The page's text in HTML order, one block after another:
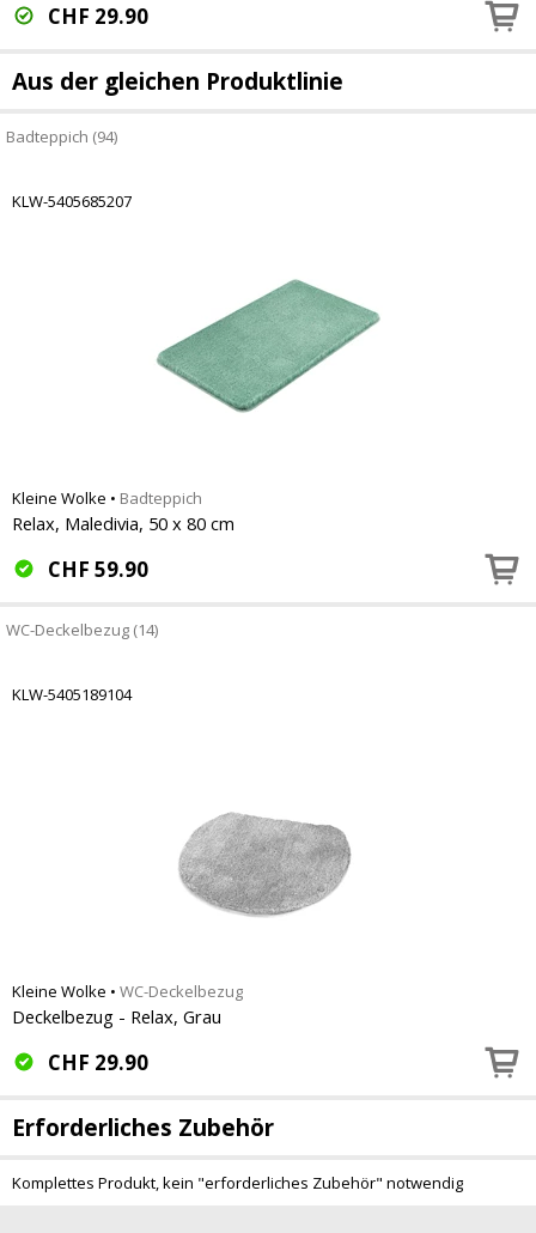
CHF 29.90
Aus der gleichen Produktlinie
Badteppich (94)
KLW-5405685207
Kleine Wolke • Badteppich
Relax, Maledivia, 50 x 80 cm
CHF 59.90
WC-Deckelbezug (14)
KLW-5405189104
Kleine Wolke • WC-Deckelbezug
Deckelbezug - Relax, Grau
CHF 29.90
Erforderliches Zubehör
Komplettes Produkt, kein "erforderliches Zubehör" notwendig